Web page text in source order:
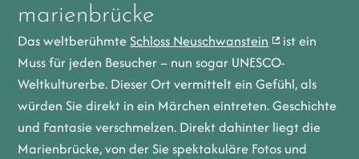
marienbrücke
Das weltberühmte Schloss Neuschwanstein
ist ein
Muss für jeden Besucher – nun sogar UNESCO-
Weltkulturerbe. Dieser Ort vermittelt ein Gefühl, als
würden Sie direkt in ein Märchen eintreten. Geschichte
und Fantasie verschmelzen. Direkt dahinter liegt die
Marienbrücke, von der Sie spektakuläre Fotos und